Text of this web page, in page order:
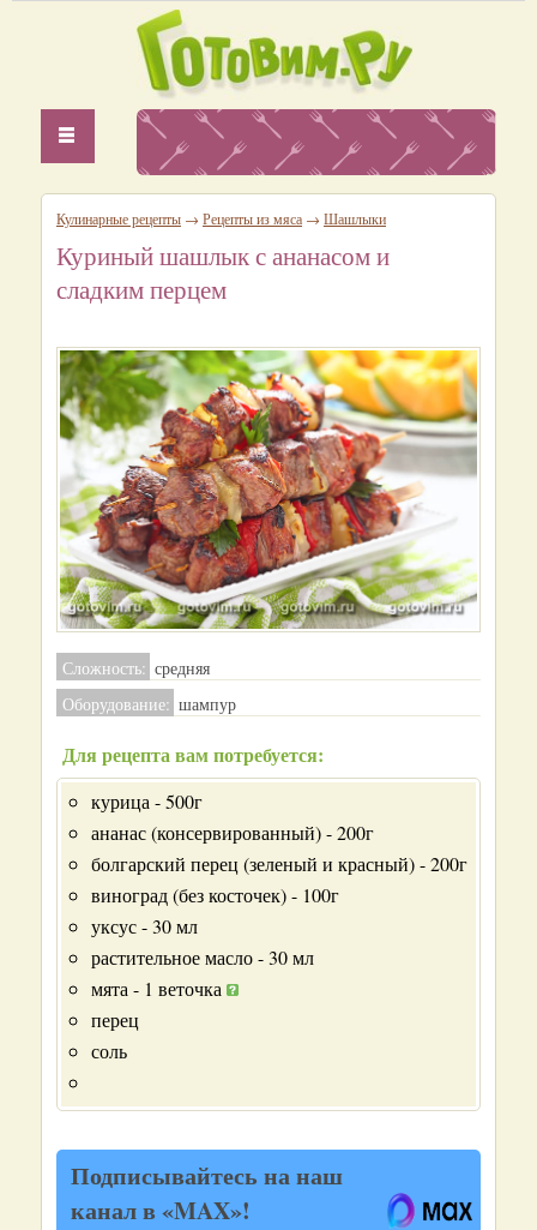
Кулинарные рецепты → Рецепты из мяса → Шашлыки
Куриный шашлык с ананасом и
сладким перцем
Сложность: средняя
Оборудование: шампур
Для рецепта вам потребуется:
курица - 500г
ананас (консервированный) - 200г
болгарский перец (зеленый и красный) - 200г
виноград (без косточек) - 100г
уксус - 30 мл
растительное масло - 30 мл
мята - 1 веточка
перец
соль
Подписывайтесь на наш
канал в «MAX»!